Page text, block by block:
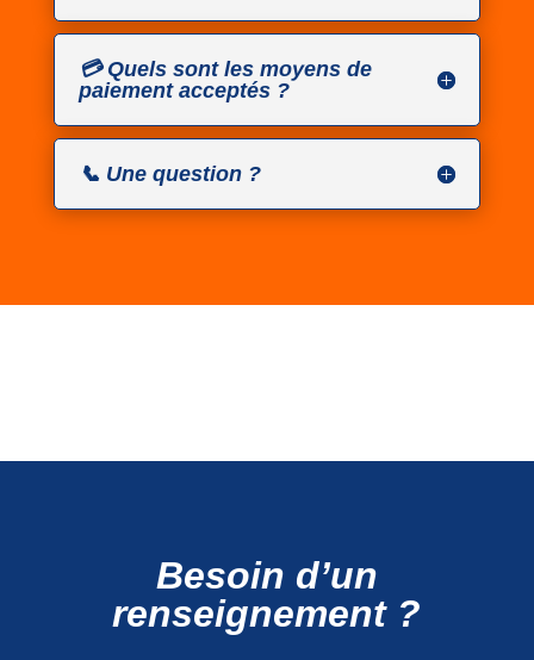
💳 Quels sont les moyens de
paiement acceptés ?
📞 Une question ?
Besoin d’un
renseignement ?